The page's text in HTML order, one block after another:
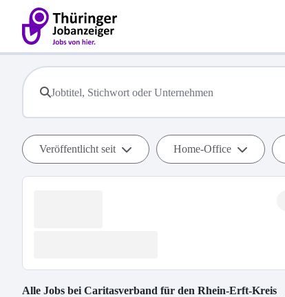
Veröffentlicht seit Home-Office
Alle Jobs bei Caritasverband für den Rhein-Erft-Kreis